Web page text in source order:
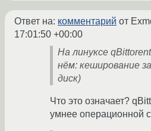
Ответ на: комментарий от
17:01:50 +00:00
На линуксе
нём: кеширование
диск)
Что это означает?
умнее операционной